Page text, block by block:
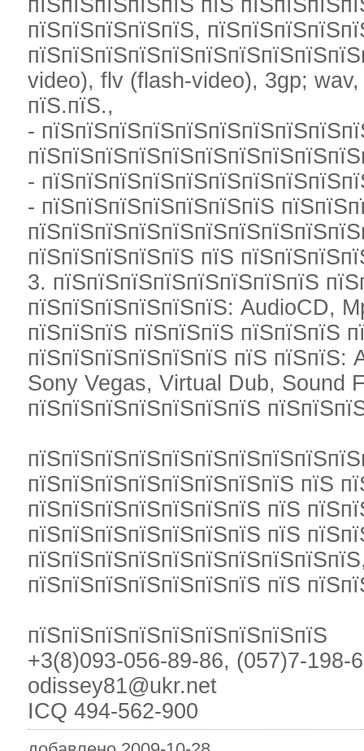
пїЅпїЅпїЅпїЅпїЅ пїЅ
пїЅпїЅпїЅпїЅпїЅ,
video), flv (flash-video), 3gp;
пїЅ.пїЅ.,
-
-
- пїЅпїЅпїЅпїЅпїЅпїЅпїЅ
пїЅпїЅпїЅпїЅпїЅ пїЅ
3. пїЅпїЅпїЅпїЅпїЅпїЅпїЅпїЅ
пїЅпїЅпїЅпїЅпїЅпїЅ: AudioCD,
пїЅпїЅпїЅ пїЅпїЅпїЅ пїЅпїЅпїЅ
пїЅпїЅпїЅпїЅпїЅпїЅ пїЅ
Sony Vegas, Virtual Dub, Sound
пїЅпїЅпїЅпїЅпїЅпїЅпїЅ
пїЅпїЅпїЅпїЅпїЅпїЅпїЅпїЅ пїЅ
пїЅпїЅпїЅпїЅпїЅпїЅпїЅ пїЅ
пїЅпїЅпїЅпїЅпїЅпїЅпїЅ пїЅ
пїЅпїЅпїЅпїЅпїЅпїЅпїЅ пїЅ
пїЅпїЅпїЅпїЅпїЅпїЅпїЅпїЅпїЅ
+3(8)093-056-89-86, (057)7-198-
odissey81@ukr.net
ICQ 494-562-900